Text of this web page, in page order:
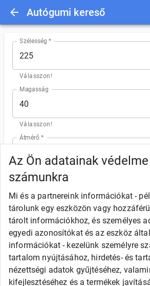
Autógumi kereső
Szélesség *
225
Válasszon!
Magasság
40
Válasszon!
Átmérő *
19
Válasszon!
Szezon
Nyári
Téli 4 évszakos
Válasszon!
Gyártó
Válasszon!
Az Ön adatainak
számunkra
Mi és a partnereink információkat -
tárolunk egy eszközön vagy
tárolt információkhoz, és személyes
egyedi azonosítókat és az eszköz
információkat - kezelünk személyre
tartalom nyújtásához, hirdetés- és
nézettségi adatok gyűjtéséhez,
kifejlesztéséhez és a termékek